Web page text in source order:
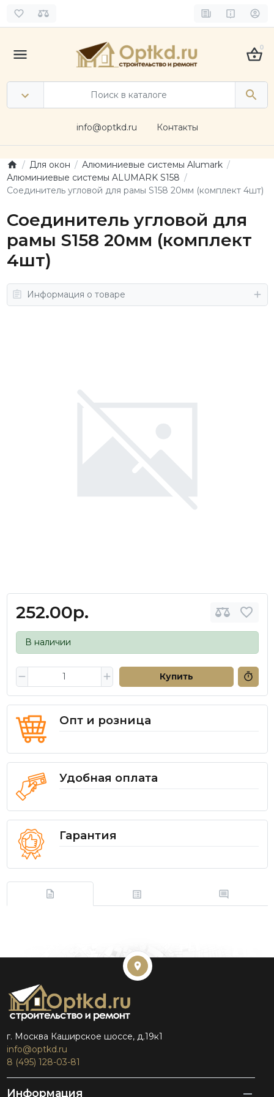
0
info@optkd.ru Контакты
Для окон
Алюминиевые системы Alumark
Алюминиевые системы ALUMARK S158
Соединитель угловой для рамы S158 20мм (комплект 4шт)
Соединитель угловой для
рамы S158 20мм (комплект
4шт)
Информация о товаре
252.00р.
В наличии
Купить
Опт и розница
Удобная оплата
Гарантия
г. Москва Каширское шоссе, д.19к1
info@optkd.ru
8 (495) 128-03-81
Информация